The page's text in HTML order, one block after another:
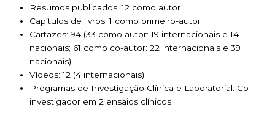
Resumos publicados: 12 como autor
Capítulos de livros: 1 como primeiro-autor
Cartazes: 94 (33 como autor: 19 internacionais e 14
nacionais; 61 como co-autor: 22 internacionais e 39
nacionais)
Vídeos: 12 (4 internacionais)
Programas de Investigação Clínica e Laboratorial: Co-
investigador em 2 ensaios clínicos